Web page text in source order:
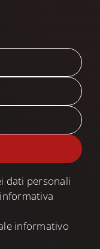
dati personali
informativo